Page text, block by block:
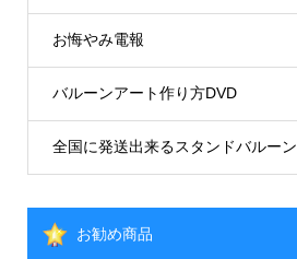
お悔やみ電報
バルーンアート作り方DVD
全国に発送出来るスタンドバルーン
お勧め商品